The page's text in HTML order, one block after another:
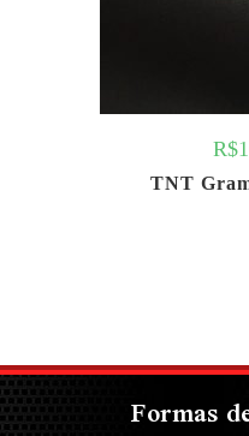
R$
TNT
Formas